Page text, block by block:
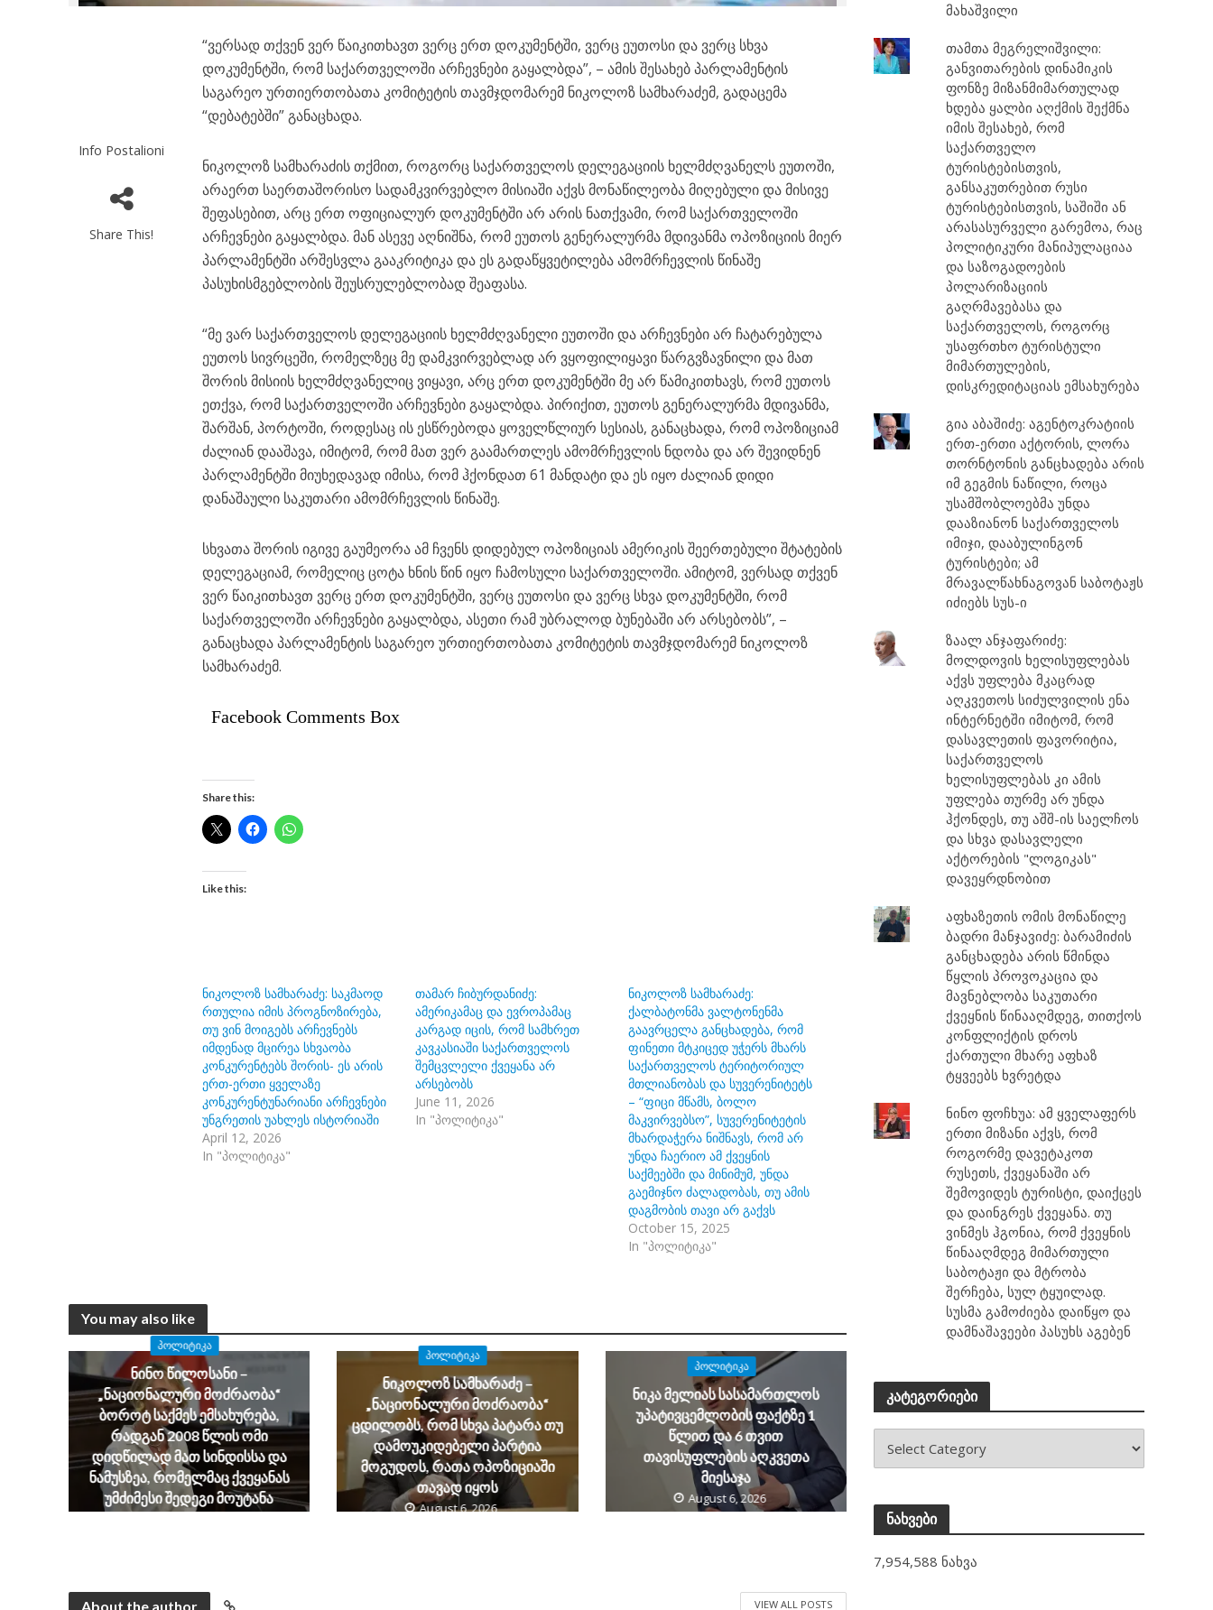
Info Postalioni
Share This!
“ვერსად თქვენ ვერ წაიკითხავთ ვერც ერთ დოკუმენტში, ვერც ეუთოსი და ვერც სხვა
დოკუმენტში, რომ საქართველოში არჩევნები გაყალბდა”, – ამის შესახებ პარლამენტის
საგარეო ურთიერთობათა კომიტეტის თავმჯდომარემ ნიკოლოზ სამხარაძემ, გადაცემა
“დებატებში” განაცხადა.
ნიკოლოზ სამხარაძის თქმით, როგორც საქართველოს დელეგაციის ხელმძღვანელს ეუთოში,
არაერთ საერთაშორისო სადამკვირვებლო მისიაში აქვს მონაწილეობა მიღებული და მისივე
შეფასებით, არც ერთ ოფიციალურ დოკუმენტში არ არის ნათქვამი, რომ საქართველოში
არჩევნები გაყალბდა. მან ასევე აღნიშნა, რომ ეუთოს გენერალურმა მდივანმა ოპოზიციის მიერ
პარლამენტში არშესვლა გააკრიტიკა და ეს გადაწყვეტილება ამომრჩევლის წინაშე
პასუხისმგებლობის შეუსრულებლობად შეაფასა.
“მე ვარ საქართველოს დელეგაციის ხელმძღვანელი ეუთოში და არჩევნები არ ჩატარებულა
ეუთოს სივრცეში, რომელზეც მე დამკვირვებლად არ ვყოფილიყავი წარგვზავნილი და მათ
შორის მისიის ხელმძღვანელიც ვიყავი, არც ერთ დოკუმენტში მე არ წამიკითხავს, რომ ეუთოს
ეთქვა, რომ საქართველოში არჩევნები გაყალბდა. პირიქით, ეუთოს გენერალურმა მდივანმა,
შარშან, პორტოში, როდესაც ის ესწრებოდა ყოველწლიურ სესიას, განაცხადა, რომ ოპოზიციამ
ძალიან დააშავა, იმიტომ, რომ მათ ვერ გაამართლეს ამომრჩევლის ნდობა და არ შევიდნენ
პარლამენტში მიუხედავად იმისა, რომ ჰქონდათ 61 მანდატი და ეს იყო ძალიან დიდი
დანაშაული საკუთარი ამომრჩევლის წინაშე.
სხვათა შორის იგივე გაუმეორა ამ ჩვენს დიდებულ ოპოზიციას ამერიკის შეერთებული შტატების
დელეგაციამ, რომელიც ცოტა ხნის წინ იყო ჩამოსული საქართველოში. ამიტომ, ვერსად თქვენ
ვერ წაიკითხავთ ვერც ერთ დოკუმენტში, ვერც ეუთოსი და ვერც სხვა დოკუმენტში, რომ
საქართველოში არჩევნები გაყალბდა, ასეთი რამ უბრალოდ ბუნებაში არ არსებობს”, –
განაცხადა პარლამენტის საგარეო ურთიერთობათა კომიტეტის თავმჯდომარემ ნიკოლოზ
სამხარაძემ.
Facebook Comments Box
Share this:
Like this:
ნიკოლოზ სამხარაძე: საკმაოდ
რთულია იმის პროგნოზირება,
თუ ვინ მოიგებს არჩევნებს
იმდენად მცირეა სხვაობა
კონკურენტებს შორის- ეს არის
ერთ-ერთი ყველაზე
კონკურენტუნარიანი არჩევნები
უნგრეთის უახლეს ისტორიაში
April 12, 2026
In "პოლიტიკა"
თამარ ჩიბურდანიძე:
ამერიკამაც და ევროპამაც
კარგად იცის, რომ სამხრეთ
კავკასიაში საქართველოს
შემცვლელი ქვეყანა არ
არსებობს
June 11, 2026
In "პოლიტიკა"
ნიკოლოზ სამხარაძე:
ქალბატონმა ვალტონენმა
გაავრცელა განცხადება, რომ
ფინეთი მტკიცედ უჭერს მხარს
საქართველოს ტერიტორიულ
მთლიანობას და სუვერენიტეტს
– “ფიცი მწამს, ბოლო
მაკვირვებსო”, სუვერენიტეტის
მხარდაჭერა ნიშნავს, რომ არ
უნდა ჩაერიო ამ ქვეყნის
საქმეებში და მინიმუმ, უნდა
გაემიჯნო ძალადობას, თუ ამის
დაგმობის თავი არ გაქვს
October 15, 2025
In "პოლიტიკა"
You may also like
ᲞᲝᲚᲘᲢᲘᲙᲐ
ნინო წილოსანი –
„ნაციონალური მოძრაობა“
ბოროტ საქმეს ემსახურება,
რადგან 2008 წლის ომი
დიდწილად მათ სინდისსა და
ნამუსზეა, რომელმაც ქვეყანას
უმძიმესი შედეგი მოუტანა
ᲞᲝᲚᲘᲢᲘᲙᲐ
ნიკოლოზ სამხარაძე –
„ნაციონალური მოძრაობა“
ცდილობს, რომ სხვა პატარა თუ
დამოუკიდებელი პარტია
მოგუდოს, რათა ოპოზიციაში
თავად იყოს
August 6, 2026
ᲞᲝᲚᲘᲢᲘᲙᲐ
ნიკა მელიას სასამართლოს
უპატივცემლობის ფაქტზე 1
წლით და 6 თვით
თავისუფლების აღკვეთა
მიესაჯა
August 6, 2026
About the author VIEW ALL POSTS
მახაშვილი
თამთა მეგრელიშვილი:
განვითარების დინამიკის
ფონზე მიზანმიმართულად
ხდება ყალბი აღქმის შექმნა
იმის შესახებ, რომ
საქართველო
ტურისტებისთვის,
განსაკუთრებით რუსი
ტურისტებისთვის, საშიში ან
არასასურველი გარემოა, რაც
პოლიტიკური მანიპულაციაა
და საზოგადოების
პოლარიზაციის
გაღრმავებასა და
საქართველოს, როგორც
უსაფრთხო ტურისტული
მიმართულების,
დისკრედიტაციას ემსახურება
გია აბაშიძე: აგენტოკრატიის
ერთ-ერთი აქტორის, ლორა
თორნტონის განცხადება არის
იმ გეგმის ნაწილი, როცა
უსამშობლოებმა უნდა
დააზიანონ საქართველოს
იმიჯი, დააბულინგონ
ტურისტები; ამ
მრავალწახნაგოვან საბოტაჟს
იძიებს სუს-ი
ზაალ ანჯაფარიძე:
მოლდოვის ხელისუფლებას
აქვს უფლება მკაცრად
აღკვეთოს სიძულვილის ენა
ინტერნეტში იმიტომ, რომ
დასავლეთის ფავორიტია,
საქართველოს
ხელისუფლებას კი ამის
უფლება თურმე არ უნდა
ჰქონდეს, თუ აშშ-ის საელჩოს
და სხვა დასავლელი
აქტორების "ლოგიკას"
დავეყრდნობით
აფხაზეთის ომის მონაწილე
ბადრი მანჯავიძე: ბარამიძის
განცხადება არის წმინდა
წყლის პროვოკაცია და
მავნებლობა საკუთარი
ქვეყნის წინააღმდეგ, თითქოს
კონფლიქტის დროს
ქართული მხარე აფხაზ
ტყვეებს ხვრეტდა
ნინო ფოჩხუა: ამ ყველაფერს
ერთი მიზანი აქვს, რომ
როგორმე დავეტაკოთ
რუსეთს, ქვეყანაში არ
შემოვიდეს ტურისტი, დაიქცეს
და დაინგრეს ქვეყანა. თუ
ვინმეს ჰგონია, რომ ქვეყნის
წინააღმდეგ მიმართული
საბოტაჟი და მტრობა
შერჩება, სულ ტყუილად.
სუსმა გამოძიება დაიწყო და
დამნაშავეები პასუხს აგებენ
კატეგორიები
ნახვები
7,954,588 ნახვა